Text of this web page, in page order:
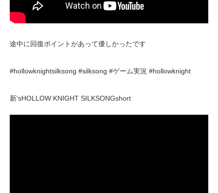
途中に回復ポイントがあって優しかったです
#hollowknightsilksong #silksong #ゲーム実況 #hollowknight
新’sHOLLOW KNIGHT SILKSONGshort